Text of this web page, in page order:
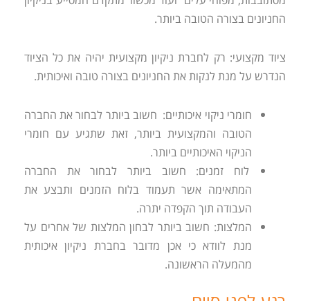
החניונים בצורה הטובה ביותר.
ציוד מקצועי: רק לחברת ניקיון מקצועית יהיה את כל הציוד
הנדרש על מנת לנקות את החניונים בצורה טובה ואיכותית.
חומרי ניקוי איכותיים: חשוב ביותר לבחור את החברה
הטובה והמקצועית ביותר, זאת שתגיע עם חומרי
הניקוי האיכותיים ביותר.
לוח זמנים: חשוב ביותר לבחור את החברה
המתאימה אשר תעמוד בלוח הזמנים ותבצע את
העבודה תוך הקפדה יתרה.
המלצות: חשוב ביותר לבחון המלצות של אחרים על
מנת לוודא כי אכן מדובר בחברת ניקיון איכותית
מהמעלה הראשונה.